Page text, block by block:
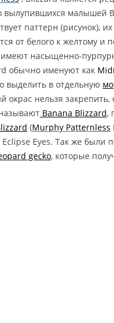
ГЕККОН
/ ZERO
CAUDICINCTUS /
TAILED GECKO
ЗУЛУ /
ГЕККОН ZULU
/ ZULU FAT TAILED
вылупившихся малышей
паттерн (рисунок),
от белого к желтому и
имеют насыщенно-
обычно именуют как
выделить в отдельную
окрас нельзя закрепить,
Banana Blizzard,
(Murphy Patternless
Eyes. Так же были
gecko, которые